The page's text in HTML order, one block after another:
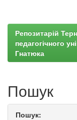
Репозитарій
педагогічного
Гнатюка
Пошук
Пошук: